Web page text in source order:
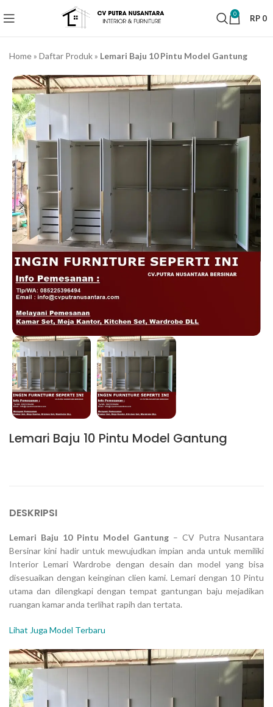
0 RP 0
Home» Daftar Produk» Lemari Baju 10 Pintu Model Gantung
Lemari Baju 10 Pintu Model Gantung
DESKRIPSI
Lemari Baju 10 Pintu Model Gantung – CV Putra Nusantara
Bersinar kini hadir untuk mewujudkan impian anda untuk memiliki
Interior Lemari Wardrobe dengan desain dan model yang bisa
disesuaikan dengan keinginan clien kami. Lemari dengan 10 Pintu
utama dan dilengkapi dengan tempat gantungan baju mejadikan
ruangan kamar anda terlihat rapih dan tertata.
Lihat Juga Model Terbaru